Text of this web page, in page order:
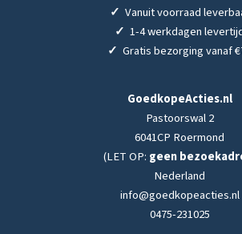
✓ Vanuit voorraad
✓ 1-4 werkdagen
✓ Gratis bezorging vanaf
GoedkopeActies.nl
Pastoorswal 2
6041CP Roermond
(LET OP: geen
Nederland
info@goedkopeacties.nl
0475-231025